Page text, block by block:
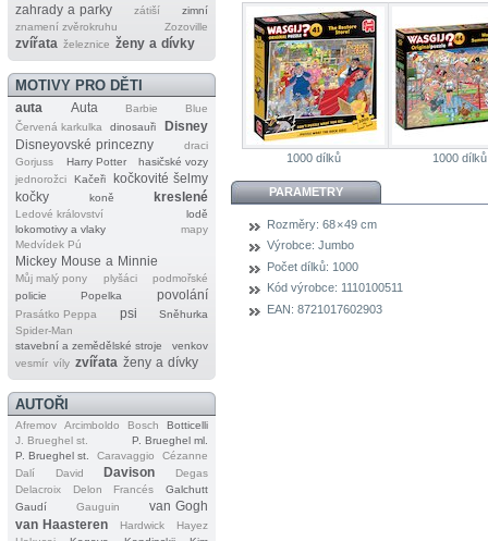
zahrady a parky zátiší
zimní
znamení zvěrokruhu
Zozoville
zvířata železnice ženy a dívky
MOTIVY PRO DĚTI
auta Auta Barbie
Blue
Červená karkulka
dinosauři
Disney
Disneyovské princezny
draci
Gorjuss
Harry Potter
hasičské vozy
jednorožci
Kačeři
kočkovité šelmy
kočky
koně kreslené
Ledové království
lodě
lokomotivy a vlaky
mapy
Medvídek Pú
Mickey Mouse a Minnie
Můj malý pony plyšáci
podmořské
policie
Popelka povolání
Prasátko Peppa psi
Sněhurka
Spider‐Man
stavební a zemědělské stroje
venkov
vesmír víly zvířata ženy a dívky
AUTOŘI
Afremov Arcimboldo Bosch
Botticelli
J. Brueghel st.
P. Brueghel ml.
P. Brueghel st.
Caravaggio
Cézanne
Dalí
David Davison
Degas
Delacroix
Delon Francés
Galchutt
Gaudí
Gauguin
van Gogh
van Haasteren
Hardwick
Hayez
1000 dílků 1000 dílků
PARAMETRY
Rozměry: 68 × 49 cm
Výrobce: Jumbo
Počet dílků: 1000
Kód výrobce: 1110100511
EAN: 8721017602903